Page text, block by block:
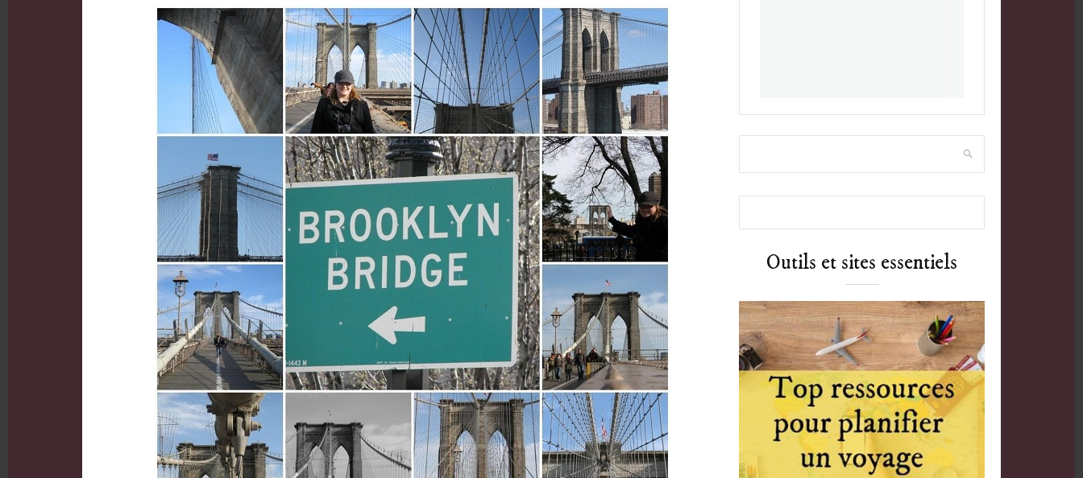
Outils et sites essentiels